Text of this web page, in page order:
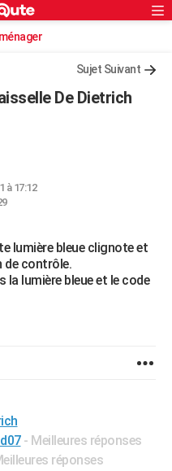
Sujet Suivant
De Dietrich
à 17:12
lumière bleue clignote et
de contrôle.
lumière bleue et le code
- Meilleures réponses
réponses